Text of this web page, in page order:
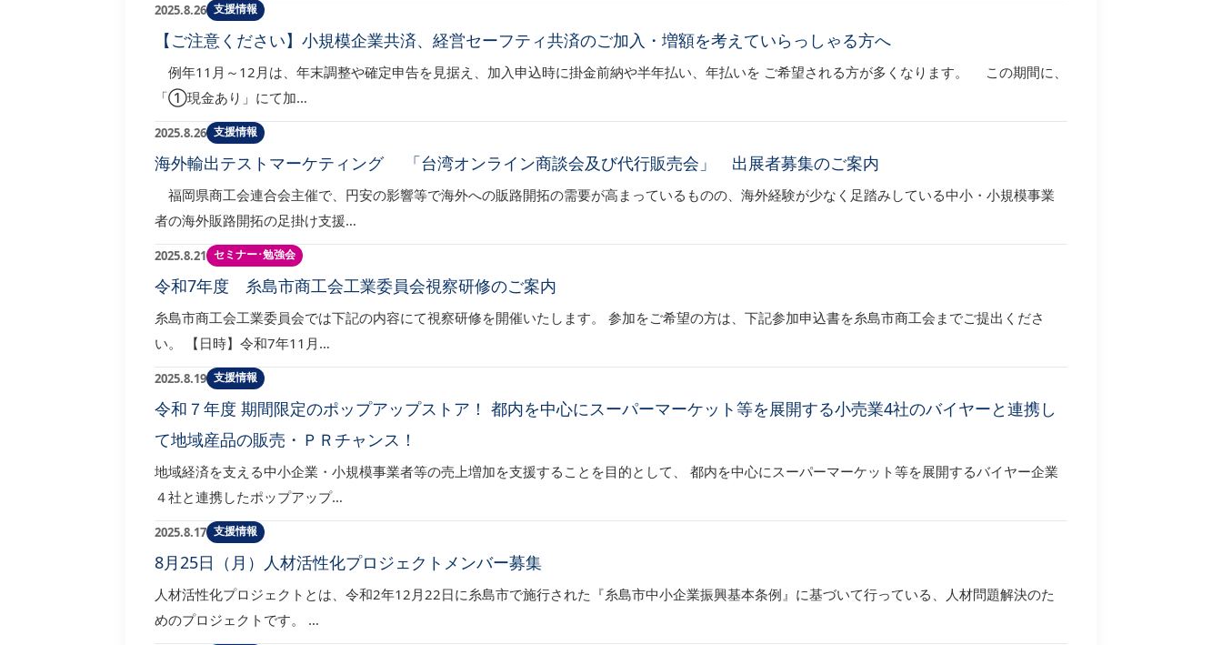
2025.8.26 支援情報
【ご注意ください】小規模企業共済、経営セーフティ共済のご加入・増額を考えていらっしゃる方へ
例年11月～12月は、年末調整や確定申告を見据え、加入申込時に掛金前納や半年払い、年払いを ご希望される方が多くなります。 この期間に、
「①現金あり」にて加…
2025.8.26 支援情報
海外輸出テストマーケティング 「台湾オンライン商談会及び代行販売会」 出展者募集のご案内
福岡県商工会連合会主催で、円安の影響等で海外への販路開拓の需要が高まっているものの、海外経験が少なく足踏みしている中小・小規模事業
者の海外販路開拓の足掛け支援…
2025.8.21 セミナー･勉強会
令和7年度 糸島市商工会工業委員会視察研修のご案内
糸島市商工会工業委員会では下記の内容にて視察研修を開催いたします。 参加をご希望の方は、下記参加申込書を糸島市商工会までご提出くださ
い。 【日時】令和7年11月…
2025.8.19 支援情報
令和７年度 期間限定のポップアップストア！ 都内を中心にスーパーマーケット等を展開する小売業4社のバイヤーと連携し
て地域産品の販売・ＰＲチャンス！
地域経済を支える中小企業・小規模事業者等の売上増加を支援することを目的として、 都内を中心にスーパーマーケット等を展開するバイヤー企業
４社と連携したポップアップ…
2025.8.17 支援情報
8月25日（月）人材活性化プロジェクトメンバー募集
人材活性化プロジェクトとは、令和2年12月22日に糸島市で施行された『糸島市中小企業振興基本条例』に基づいて行っている、人材問題解決のた
めのプロジェクトです。 …